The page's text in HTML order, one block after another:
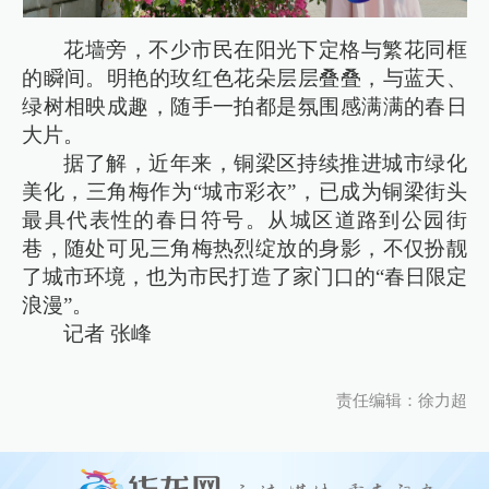
花墙旁，不少市民在阳光下定格与繁花同框
的瞬间。明艳的玫红色花朵层层叠叠，与蓝天、
绿树相映成趣，随手一拍都是氛围感满满的春日
大片。
据了解，近年来，铜梁区持续推进城市绿化
美化，三角梅作为“城市彩衣”，已成为铜梁街头
最具代表性的春日符号。从城区道路到公园街
巷，随处可见三角梅热烈绽放的身影，不仅扮靓
了城市环境，也为市民打造了家门口的“春日限定
浪漫”。
记者 张峰
责任编辑：徐力超